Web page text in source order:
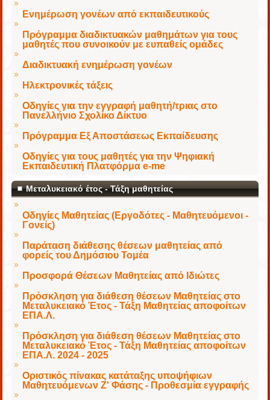
Ενημέρωση γονέων από εκπαιδευτικούς
Πρόγραμμα διαδικτυακών μαθημάτων για τους
μαθητές που συνοικούν με ευπαθείς ομάδες
Διαδικτυακή ενημέρωση γονέων
Ηλεκτρονικές τάξεις
Οδηγίες για την εγγραφή μαθητή/τριας στο
Πανελλήνιο Σχολίκο Δίκτυο
Πρόγραμμα Εξ Αποστάσεως Εκπαίδευσης
Οδηγίες για τους μαθητές για την Ψηφιακή
Εκπαιδευτική Πλατφόρμα e-me
Μεταλυκειακό έτος - Τάξη μαθητείας
Οδηγίες Μαθητείας (Εργοδότες - Μαθητευόμενοι -
Γονείς)
Παράταση διάθεσης θέσεων μαθητείας από
φορείς του Δημόσιου Τομέα
Προσφορά Θέσεων Μαθητείας από Ιδιώτες
Πρόσκληση για διάθεση θέσεων Μαθητείας στο
Μεταλυκειακό Έτος - Τάξη Μαθητείας αποφοίτων
ΕΠΑ.Λ.
Πρόσκληση για διάθεση θέσεων Μαθητείας στο
Μεταλυκειακό Έτος - Τάξη Μαθητείας αποφοίτων
ΕΠΑ.Λ. 2024 - 2025
Οριστικός πίνακας κατάταξης υποψήφιων
Μαθητευόμενων Ζ' Φάσης - Προθεσμία εγγραφής